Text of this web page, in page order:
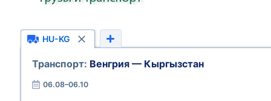
HU-KG
Транспорт: Венгрия — Кыргызстан
06.08–06.10